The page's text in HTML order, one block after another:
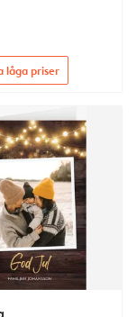
låga priser